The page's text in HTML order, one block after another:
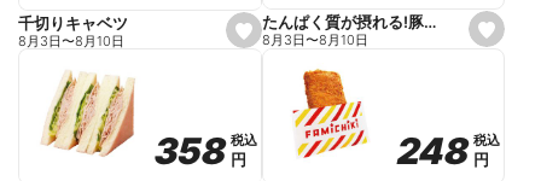
e
e
s
e
o
r
i
千切りキャベツ
8月3日〜8月10日
s
e
o
r
i
たんぱく質が摂れる!豚しゃぶのパスタサラダ
8月3日〜8月10日
358
358税込
税込
円
円
248
248 税込
税込
円
円